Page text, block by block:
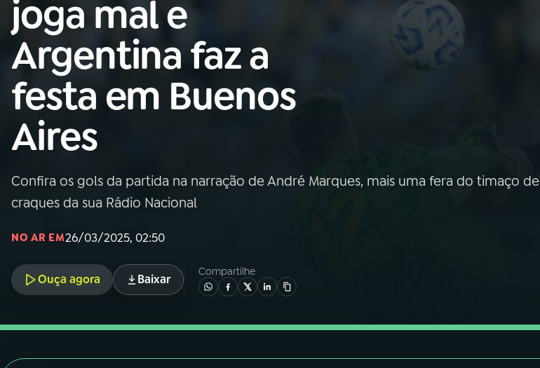
Nacional
01INÍCIO
02A RÁDIO
03 PROGRAMAÇÃO
04PROGRAMAS
05 PODCASTS
06VIDEOCASTS
07ÚLTIMAS
joga mal e
Argentina faz a
festa em Buenos
Aires
Confira os gols da partida na narração de André Marques, mais uma fera do timaço de
craques da sua Rádio Nacional
NO AR EM26/03/2025, 02:50
Ouça agora Baixar
Compartilhe